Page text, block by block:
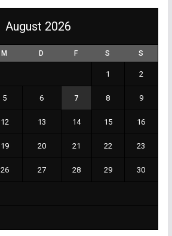
August 2026
M D F S S
1 2
5 6 7 8 9
12 13 14 15 16
19 20 21 22 23
26 27 28 29 30